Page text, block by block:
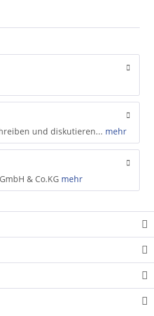
und diskutieren... mehr
& Co.KG mehr